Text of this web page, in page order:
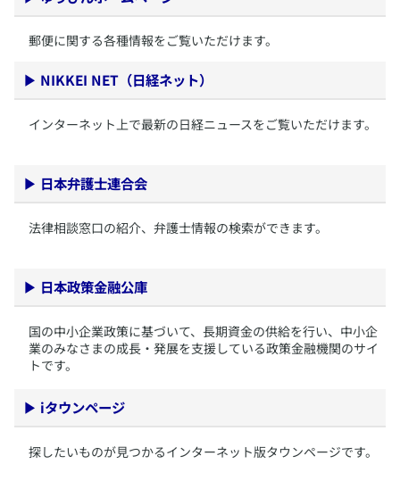
​郵便に関する各種情報をご覧いただけます。
▶ NIKKEI NET（日経ネット）
​インターネット上で最新の日経ニュースをご覧いただけます。
▶ 日本弁護士連合会
​法律相談窓口の紹介、弁護士情報の検索ができます。
▶ 日本政策金融公庫
​国の中小企業政策に基づいて、長期資金の供給を行い、中小企
業のみなさまの成長・発展を支援している政策金融機関のサイ
トです。
▶ iタウンページ
​探したいものが見つかるインターネット版タウンページです。